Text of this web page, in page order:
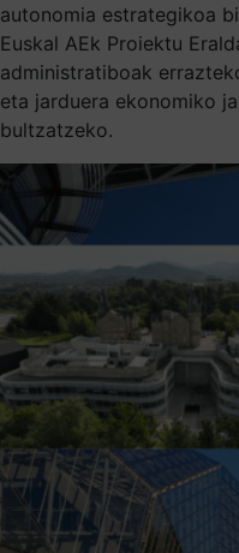
autonomia estrategikoa
Euskal AEk Proiektu
administratiboak
eta jarduera ekonomiko
bultzatzeko.